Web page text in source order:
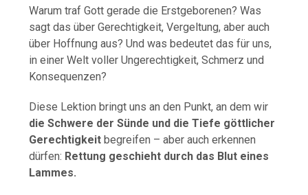
Warum traf Gott gerade die Erstgeborenen? Was
sagt das über Gerechtigkeit, Vergeltung, aber auch
über Hoffnung aus? Und was bedeutet das für uns,
in einer Welt voller Ungerechtigkeit, Schmerz und
Konsequenzen?
Diese Lektion bringt uns an den Punkt, an dem wir
die Schwere der Sünde und die Tiefe göttlicher
Gerechtigkeit begreifen – aber auch erkennen
dürfen: Rettung geschieht durch das Blut eines
Lammes.